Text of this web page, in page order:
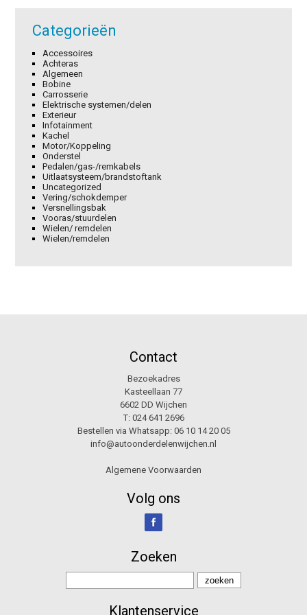
Categorieën
Accessoires
Achteras
Algemeen
Bobine
Carrosserie
Elektrische systemen/delen
Exterieur
Infotainment
Kachel
Motor/Koppeling
Onderstel
Pedalen/gas-/remkabels
Uitlaatsysteem/brandstoftank
Uncategorized
Vering/schokdemper
Versnellingsbak
Vooras/stuurdelen
Wielen/ remdelen
Wielen/remdelen
Contact
Bezoekadres
Kasteellaan 77
6602 DD Wijchen
T: 024 641 2696
Bestellen via Whatsapp: 06 10 14 20 05
info@autoonderdelenwijchen.nl
Algemene Voorwaarden
Volg ons
Zoeken
Klantenservice